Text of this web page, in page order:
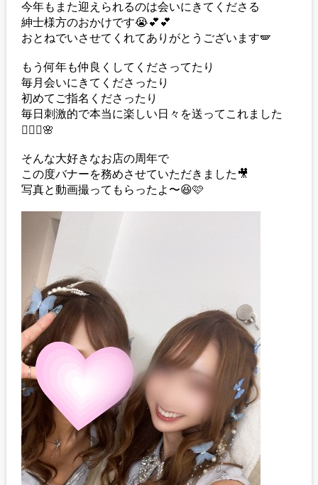
今年もまた迎えられるのは会いにきてくださる
紳士様方のおかけです😭💕💕
おとねでいさせてくれてありがとうございます🪽
もう何年も仲良くしてくださってたり
毎月会いにきてくださったり
初めてご指名くださったり
毎日刺激的で本当に楽しい日々を送ってこれました
👱🏼‍♀️🌸
そんな大好きなお店の周年で
この度バナーを務めさせていただきました🎥
写真と動画撮ってもらったよ〜😆🩷